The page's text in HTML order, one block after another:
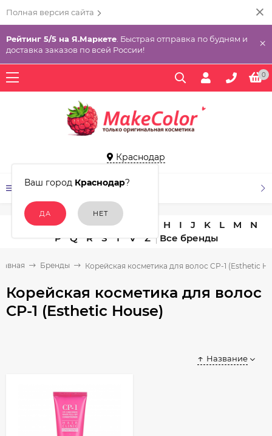
Полная версия сайта
Рейтинг 5/5 на Я.Маркете . Быстрая отправка по будням и
доставка заказов по всей России!
×
0
Краснодар
Ваш город Краснодар?
КАТАЛОГ ТОВАРОВ
A C D E H I J K L M
N
P
Q R S T V Z
Бренды Корейская косметика для волос CP-1 (Esthetic
Корейская косметика для волос
CP-1 (Esthetic House)
Название